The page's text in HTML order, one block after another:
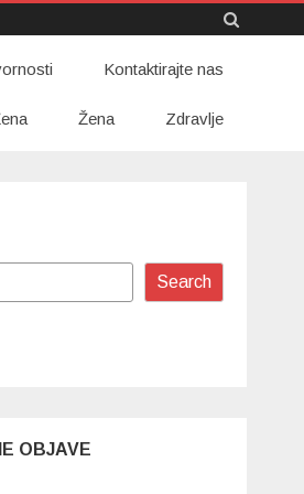
Kontaktirajte nas
Žena Zdravlje
Search
OBJAVE